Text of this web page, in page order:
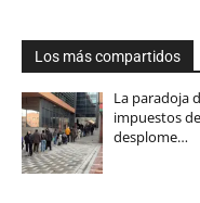
Los más compartidos
La paradoja
impuestos
desplome…